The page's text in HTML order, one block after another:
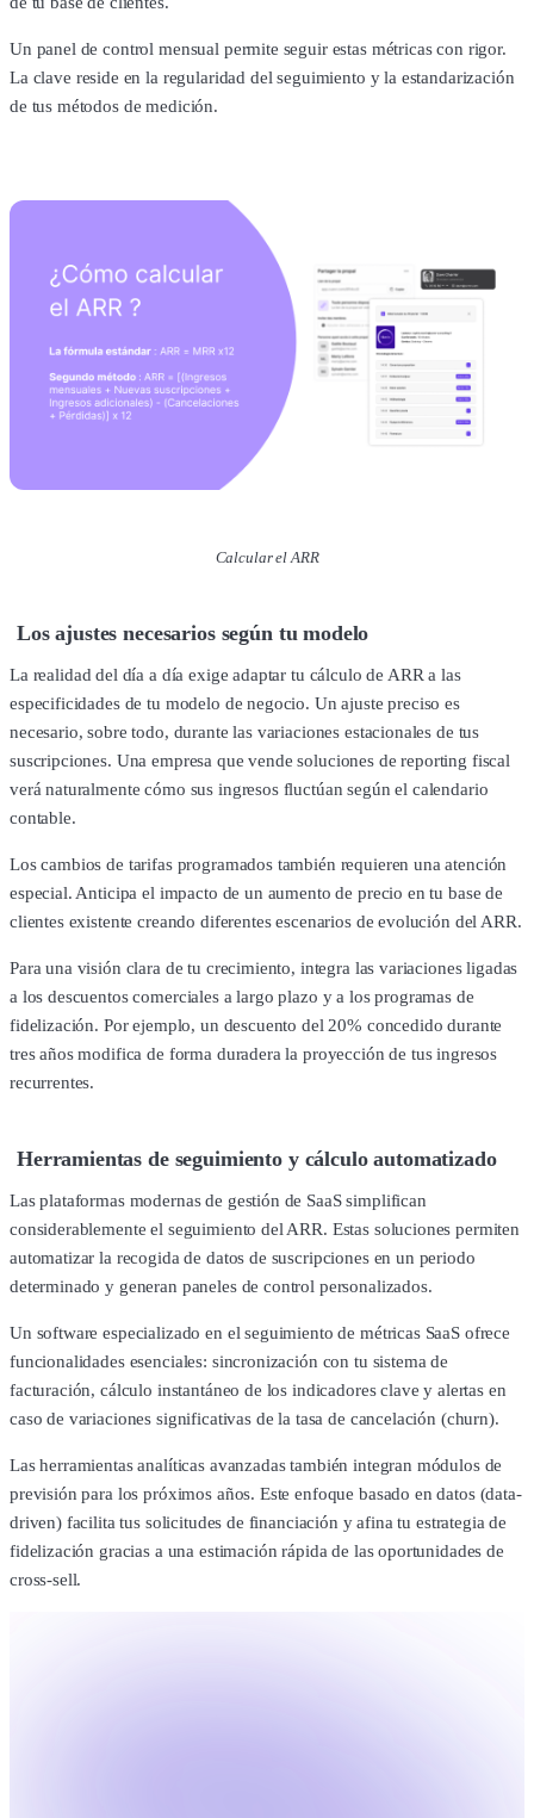
Un panel de control mensual permite seguir estas métricas con rigor.
La clave reside en la regularidad del seguimiento y la estandarización
de tus métodos de medición.
Calcular el ARR
Los ajustes necesarios según tu modelo
La realidad del día a día exige adaptar tu cálculo de ARR a las
especificidades de tu modelo de negocio. Un ajuste preciso es
necesario, sobre todo, durante las variaciones estacionales de tus
suscripciones. Una empresa que vende soluciones de reporting fiscal
verá naturalmente cómo sus ingresos fluctúan según el calendario
contable.
Los cambios de tarifas programados también requieren una atención
especial. Anticipa el impacto de un aumento de precio en tu base de
clientes existente creando diferentes escenarios de evolución del ARR.
Para una visión clara de tu crecimiento, integra las variaciones ligadas
a los descuentos comerciales a largo plazo y a los programas de
fidelización. Por ejemplo, un descuento del 20% concedido durante
tres años modifica de forma duradera la proyección de tus ingresos
recurrentes.
Herramientas de seguimiento y cálculo automatizado
Las plataformas modernas de gestión de SaaS simplifican
considerablemente el seguimiento del ARR. Estas soluciones permiten
automatizar la recogida de datos de suscripciones en un periodo
determinado y generan paneles de control personalizados.
Un software especializado en el seguimiento de métricas SaaS ofrece
funcionalidades esenciales: sincronización con tu sistema de
facturación, cálculo instantáneo de los indicadores clave y alertas en
caso de variaciones significativas de la tasa de cancelación (churn).
Las herramientas analíticas avanzadas también integran módulos de
previsión para los próximos años. Este enfoque basado en datos (data-
driven) facilita tus solicitudes de financiación y afina tu estrategia de
fidelización gracias a una estimación rápida de las oportunidades de
cross-sell.